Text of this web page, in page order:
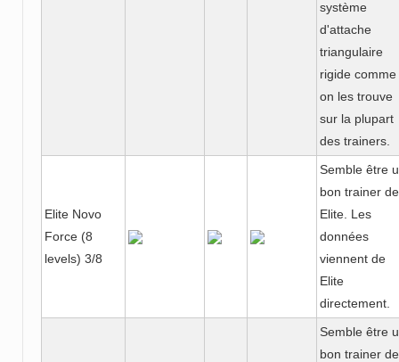
système
d'attache
triangulaire
rigide comme
on les trouve
sur la plupart
des trainers.
Elite Novo
Force (8
levels) 3/8
Semble être
bon trainer de
Elite. Les
données
viennent de
Elite
directement.
Semble être
bon trainer de